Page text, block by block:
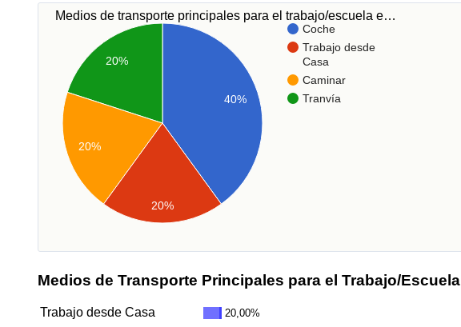
Medios de transporte principales para el trabajo/escuela e…
Coche
Trabajo desde
Casa
Caminar
Tranvía
40%
20%
20%
20%
Medios de Transporte Principales para el Trabajo/Escuela
Trabajo desde Casa 20,00%